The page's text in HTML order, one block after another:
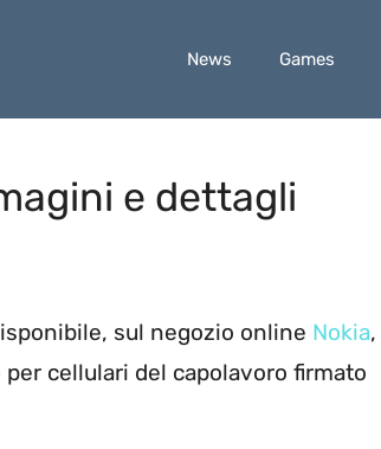
News Games
e dettagli
sul negozio online Nokia,
cellulari del capolavoro firmato